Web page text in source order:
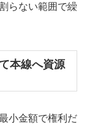
らない範囲で繰
本線へ資源
小金額で権利だ